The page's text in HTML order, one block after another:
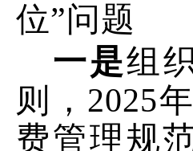
位”问题
一是组
则， 2025年
费管理规